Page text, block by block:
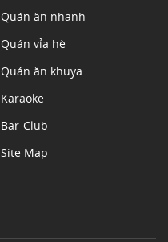
Quán ăn nhanh
Quán vỉa hè
Quán ăn khuya
Karaoke
Bar-Club
Site Map